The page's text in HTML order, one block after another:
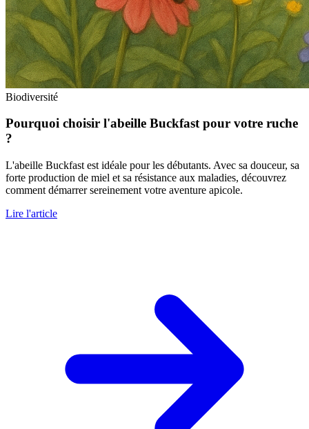
Biodiversité
Pourquoi choisir l'abeille Buckfast pour votre ruche
?
L'abeille Buckfast est idéale pour les débutants. Avec sa douceur, sa
forte production de miel et sa résistance aux maladies, découvrez
comment démarrer sereinement votre aventure apicole.
Lire l'article